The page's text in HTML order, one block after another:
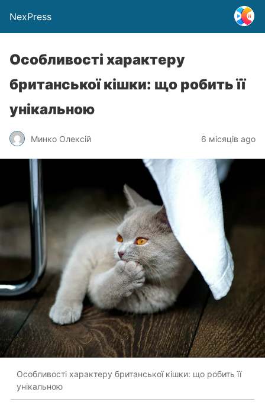
NexPress
Особливості характеру
британської кішки: що робить її
унікальною
Минко Олексій 6 місяців ago
Особливості характеру британської кішки: що робить її
унікальною